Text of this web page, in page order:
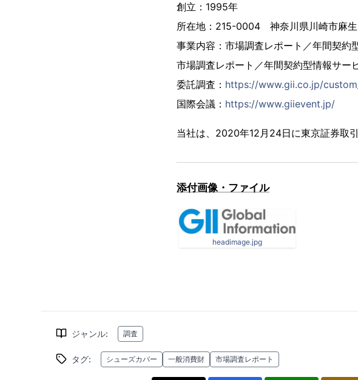
創立：1995年
所在地：215-0004 神奈川県川崎市麻
事業内容：市場調査レポート／年間契約
市場調査レポート／年間契約型情報サー
委託調査： https://www.gii.co.jp/
国際会議： https://www.giievent.jp/
当社は、2020年12月24日に東京証券取
添付画像・ファイル
headimage.jpg
ジャンル: 調査
タグ: シューズカバー 一般消費財 市場調査レポート